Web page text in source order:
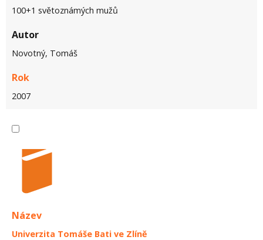
100+1 světoznámých mužů
Autor
Novotný, Tomáš
Rok
2007
Název
Univerzita Tomáše Bati ve Zlíně